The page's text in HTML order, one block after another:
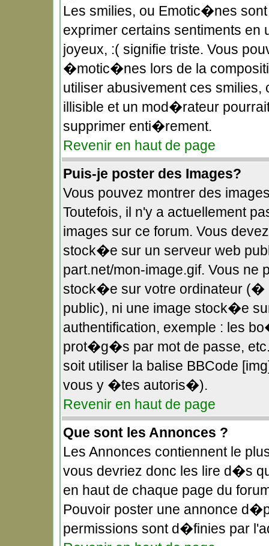
Les smilies, ou Emotic�nes
exprimer certains sentiments en
joyeux, :( signifie triste. Vous
�motic�nes lors de la
utiliser abusivement ces
illisible et un mod�rateur
supprimer enti�rement.
Revenir en haut de page
Puis-je poster des Images?
Vous pouvez montrer des
Toutefois, il n'y a actuellement
images sur ce forum. Vous
stock�e sur un serveur web
part.net/mon-image.gif. Vous
stock�e sur votre ordinateur (�
public), ni une image stock�e
authentification, exemple : les
prot�g�s par mot de passe,
soit utiliser la balise BBCode
vous y �tes autoris�).
Revenir en haut de page
Que sont les Annonces ?
Les Annonces contiennent le
vous devriez donc les lire d�s
en haut de chaque page du
Pouvoir poster une annonce
permissions sont d�finies par